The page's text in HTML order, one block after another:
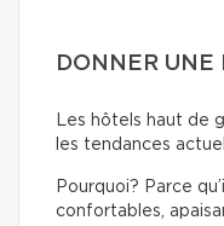
DONNER UNE
Les hôtels haut de
les tendances
Pourquoi? Parce
confortables,